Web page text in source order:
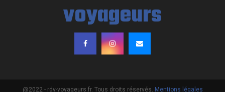
@2022 - rdv-voyageurs.fr. Tous droits réservés. Mentions légales